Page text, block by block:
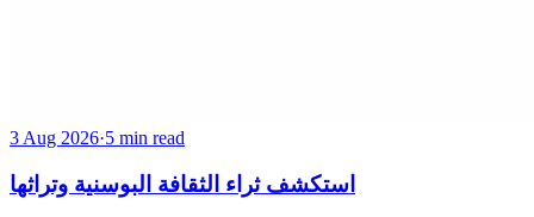
3 Aug 2026·5 min read
استكشف ثراء الثقافة البوسنية وتراثها